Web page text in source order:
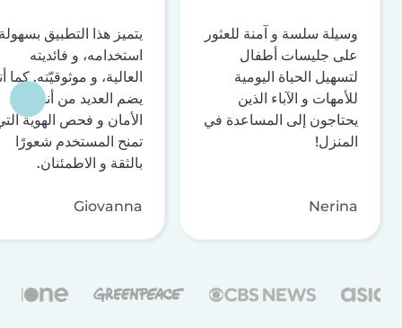
وسيلة سلسة و آمنة للعثور
على جليسات أطفال
لتسهيل الحياة اليومية
للأمهات و الآباء الذين
يحتاجون إلى المساعدة في
المنزل!
Nerina
يتميز هذا التطبيق
استخدامه، و فائديته
العالية، و موثوقيّته. كما
يضم العديد من أنظمة
الأمان و فحص الهوية
تمنح المستخدم شعورًا
بالثقة و الاطمئنان.
Giovanna